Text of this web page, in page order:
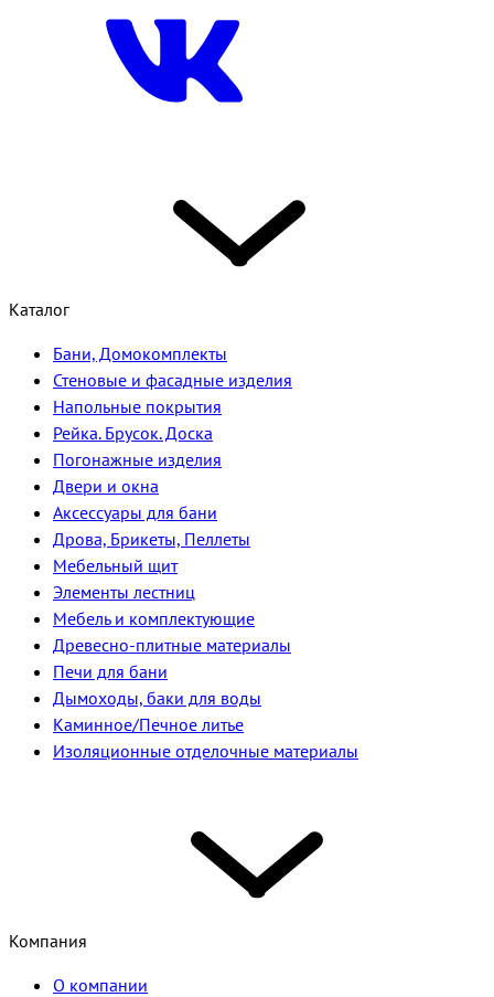
Каталог
Бани, Домокомплекты
Стеновые и фасадные изделия
Напольные покрытия
Рейка. Брусок. Доска
Погонажные изделия
Двери и окна
Аксессуары для бани
Дрова, Брикеты, Пеллеты
Мебельный щит
Элементы лестниц
Мебель и комплектующие
Древесно-плитные материалы
Печи для бани
Дымоходы, баки для воды
Каминное/Печное литье
Изоляционные отделочные материалы
Компания
О компании